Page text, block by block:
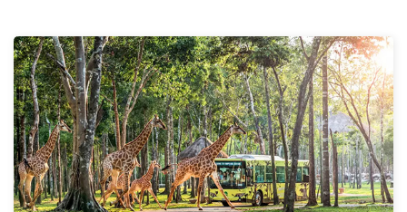
【翻轉富國】富國島輕鬆遊5日
全程無購物